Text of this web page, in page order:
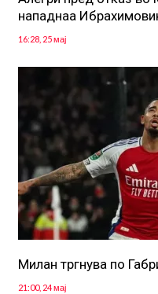
нападнаа
16:28, 25 мај
Милан тргнува по
21:00, 24 мај